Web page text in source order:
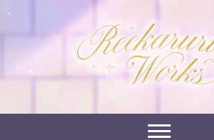
れーかる
works
れーかるるの運営するイラストポート
トです。